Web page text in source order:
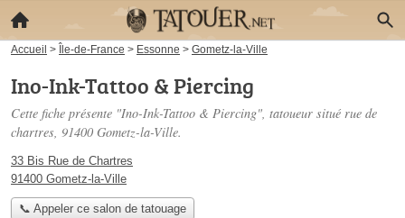
Accueil > Île-de-France > Essonne > Gometz-la-Ville
Ino-Ink-Tattoo & Piercing
Cette fiche présente "Ino-Ink-Tattoo & Piercing", tatoueur situé rue de
chartres, 91400 Gometz-la-Ville.
33 Bis Rue de Chartres
91400 Gometz-la-Ville
📞 Appeler ce salon de tatouage